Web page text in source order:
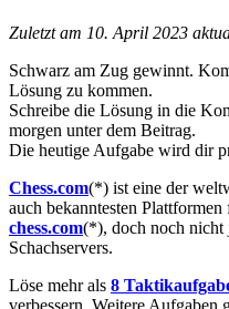
Zuletzt am 10. April 2023
Schwarz am Zug gewinnt.
Lösung zu kommen.
Schreibe die Lösung in die
morgen unter dem Beitrag.
Die heutige Aufgabe wird dir
Chess.com(*) ist eine der
auch bekanntesten
chess.com(*), doch noch nicht
Schachservers.
Löse mehr als 8
verbessern. Weitere Aufgaben